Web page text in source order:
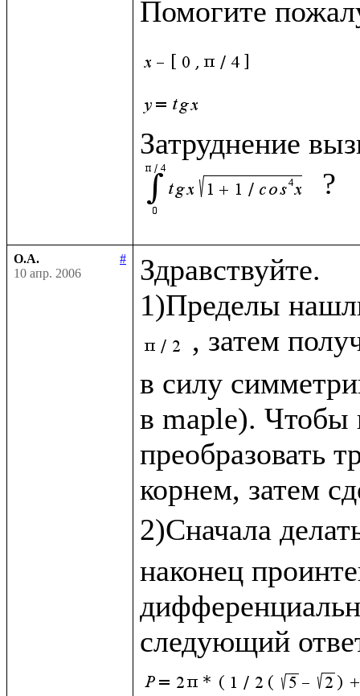
Помогите
Затруднение
О.А.
#
10 апр. 2006
Здравствуйте.
1)Пределы
, затем
в силу
в maple). Чтобы
преобразовать
корнем, затем
2)Сначала
наконец
следующий